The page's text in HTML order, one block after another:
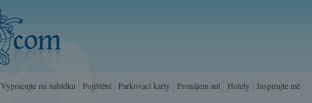
Vypracujte mi nabídku Pojištění Parkovací karty Pronájem aut Hotely Inspirujte mě